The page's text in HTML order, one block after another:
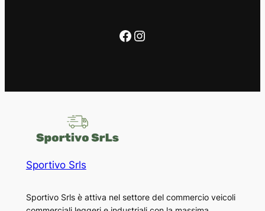
Facebook
Instagram
Sportivo Srls
Sportivo Srls è attiva nel settore del commercio veicoli